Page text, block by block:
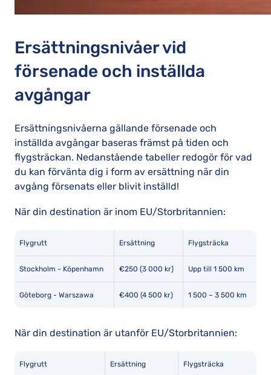
Ersättningsnivåer vid
försenade och inställda
avgångar
Ersättningsnivåerna gällande försenade och
inställda avgångar baseras främst på tiden och
flygsträckan. Nedanstående tabeller redogör för vad
du kan förvänta dig i form av ersättning när din
avgång försenats eller blivit inställd!
När din destination är inom EU/Storbritannien:
Flygrutt Ersättning Flygsträcka
Stockholm - Köpenhamn €250 (3 000 kr) Upp till 1 500 km
Göteborg - Warszawa €400 (4 500 kr) 1 500 – 3 500 km
När din destination är utanför EU/Storbritannien:
Flygrutt Ersättning Flygsträcka